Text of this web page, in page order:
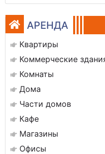
АРЕНДА
Квартиры
Коммерческие
Комнаты
Дома
Части домов
Кафе
Магазины
Офисы